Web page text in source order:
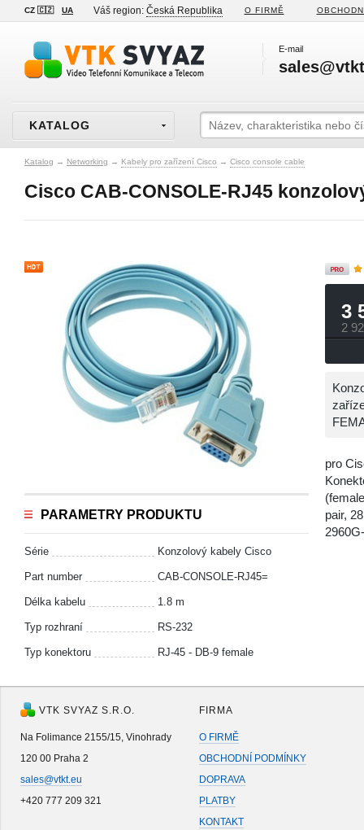
CZ 🇨🇿 UA Váš region: Česká Republika O FIRMĚ
E-mail
KATALOG
Katalog → Networking → Kabely pro zařízení Cisco → Cisco console cable
Cisco CAB-CONSOLE-RJ45
PARAMETRY PRODUKTU
Série Konzolový kabely Cisco
Part number CAB-CONSOLE-RJ45=
Délka kabelu 1.8 m
Typ rozhraní RS-232
Typ konektoru RJ-45 - DB-9 female
3
2
pro
pair,
VTK SVYAZ S.R.O.
Na Folimance 2155/15, Vinohrady
120 00 Praha 2
sales@vtkt.eu
+420 777 209 321
FIRMA
O FIRMĚ
OBCHODNÍ PODMÍNKY
DOPRAVA
PLATBY
KONTAKT